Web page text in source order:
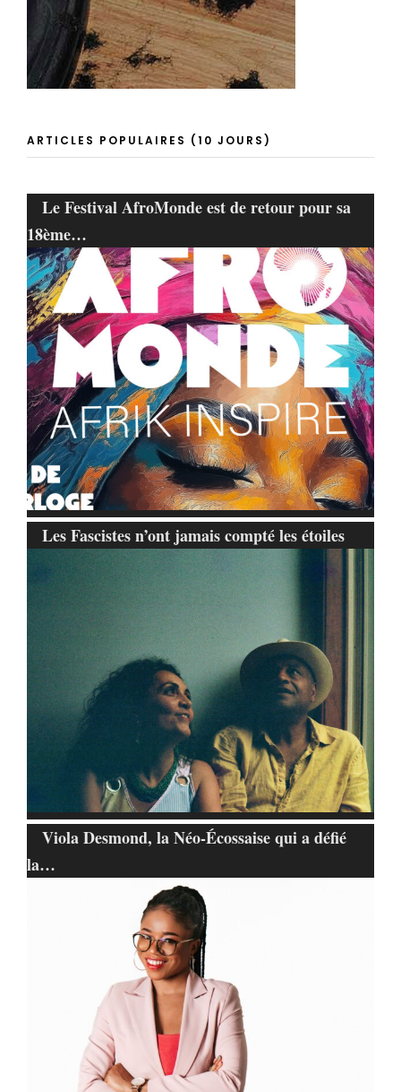
ARTICLES POPULAIRES (10 JOURS)
Le Festival AfroMonde est de retour pour sa
18ème…
Les Fascistes n’ont jamais compté les étoiles
Viola Desmond, la Néo-Écossaise qui a défié
la…